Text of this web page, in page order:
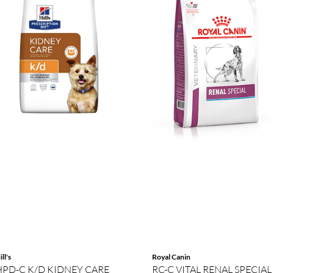
C K/D KIDNEY CARE
Royal Canin
RC-C VITAL RENAL SPECIAL